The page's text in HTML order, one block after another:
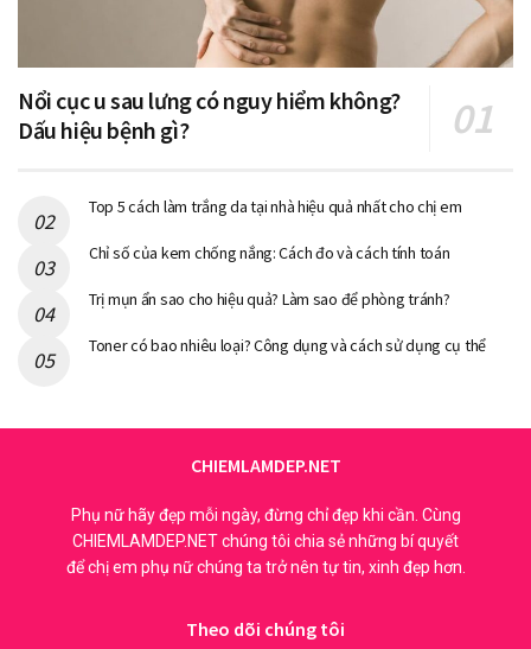
Nổi cục u sau lưng có nguy hiểm không?
Dấu hiệu bệnh gì?
Top 5 cách làm trắng da tại nhà hiệu quả nhất cho chị em
Chỉ số của kem chống nắng: Cách đo và cách tính toán
Trị mụn ẩn sao cho hiệu quả? Làm sao để phòng tránh?
Toner có bao nhiêu loại? Công dụng và cách sử dụng cụ thể
CHIEMLAMDEP.NET
Phụ nữ hãy đẹp mỗi ngày, đừng chỉ đẹp khi cần. Cùng
CHIEMLAMDEP.NET chúng tôi chia sẻ những bí quyết
để chị em phụ nữ chúng ta trở nên tự tin, xinh đẹp hơn.
Theo dõi chúng tôi